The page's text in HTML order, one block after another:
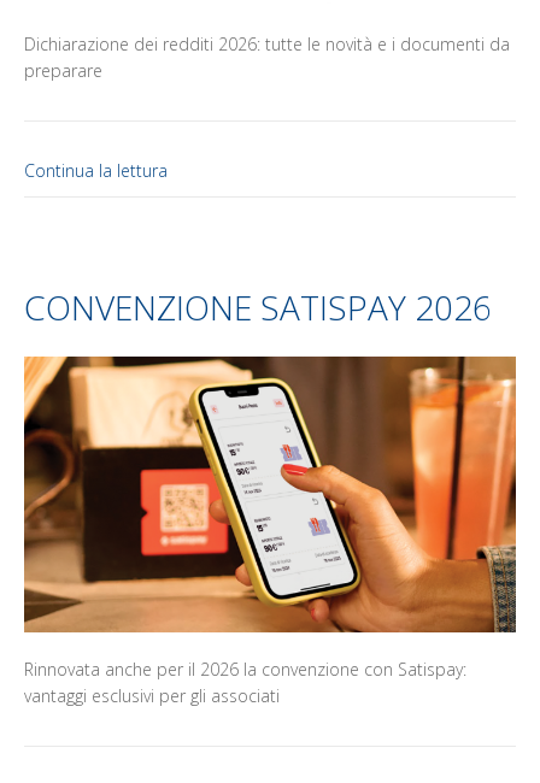
Dichiarazione dei redditi 2026: tutte le novità e i documenti da
preparare
Continua la lettura
CONVENZIONE SATISPAY 2026
Rinnovata anche per il 2026 la convenzione con Satispay:
vantaggi esclusivi per gli associati